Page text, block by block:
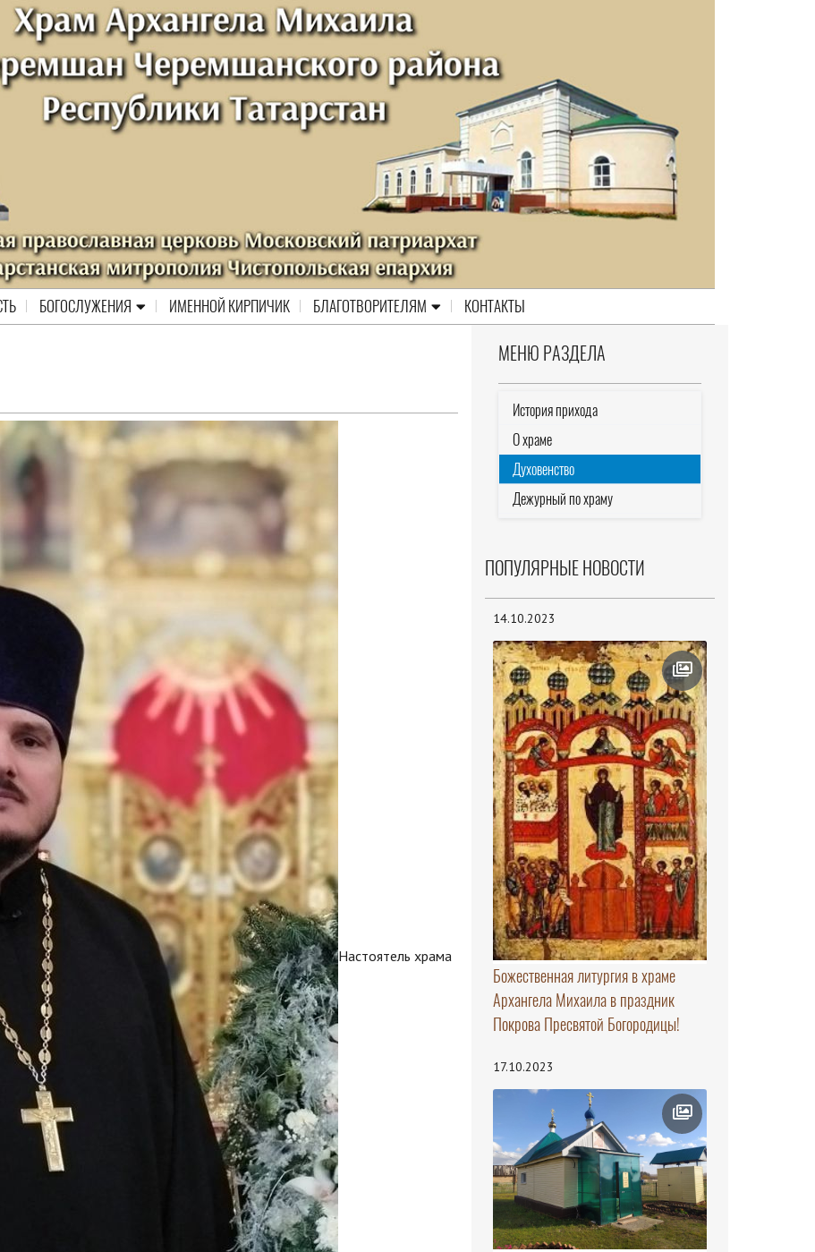
БОГОСЛУЖЕНИЯ ИМЕННОЙ КИРПИЧИК БЛАГОТВОРИТЕЛЯМ КОНТАКТЫ
Настоятель храма
МЕНЮ РАЗДЕЛА
История прихода
О храме
Духовенство
Дежурный по храму
ПОПУЛЯРНЫЕ НОВОСТИ
14.10.2023
Божественная литургия в храме
Архангела Михаила в праздник
Покрова Пресвятой Богородицы!
17.10.2023